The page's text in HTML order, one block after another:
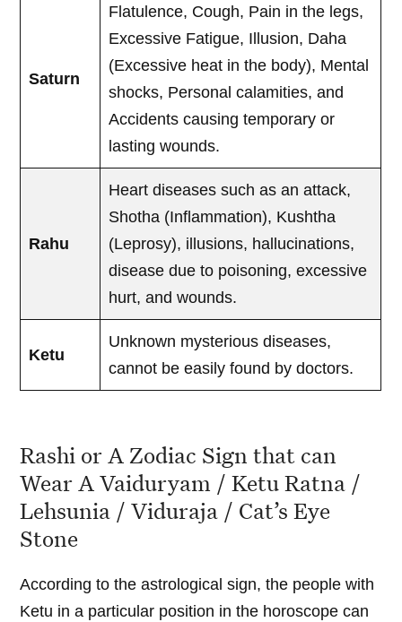
Saturn
Flatulence, Cough, Pain in the legs,
Excessive Fatigue, Illusion, Daha
(Excessive heat in the body), Mental
shocks, Personal calamities, and
Accidents causing temporary or
lasting wounds.
Rahu
Heart diseases such as an attack,
Shotha (Inflammation), Kushtha
(Leprosy), illusions, hallucinations,
disease due to poisoning, excessive
hurt, and wounds.
Ketu
Unknown mysterious diseases,
cannot be easily found by doctors.
Rashi or A Zodiac Sign that can
Wear A Vaiduryam / Ketu Ratna /
Lehsunia / Viduraja / Cat’s Eye
Stone
According to the astrological sign, the people with
Ketu in a particular position in the horoscope can